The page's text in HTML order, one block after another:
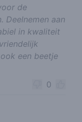
de
Deelnemen aan
in kwaliteit
een beetje
0